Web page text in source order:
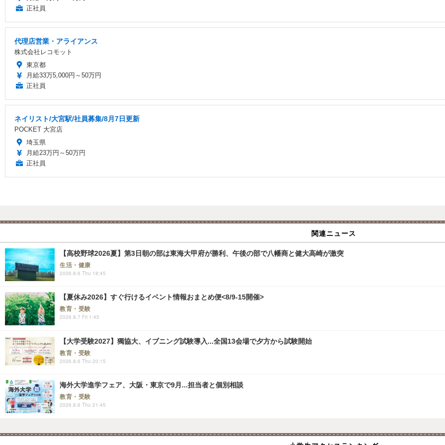
正社員
代理店営業・アライアンス
株式会社レコモット
東京都
月給33万5,000円～50万円
正社員
ネイリスト/大宮駅/社員募集/8月7日更新
POCKET 大宮店
埼玉県
月給23万円～50万円
正社員
関連ニュース
【高校野球2026夏】第3日朝の部は東海大甲府が勝利、午後の部で八幡商と健大高崎が激突
生活・健康
2026.8.6 Thu 18:45
【夏休み2026】すぐ行けるイベント情報おまとめ便<8/9-15開催>
教育・受験
2026.8.7 Fri 1:45
【大学受験2027】獨協大、イブニング試験導入...全国13会場で夕方から試験開始
教育・受験
2026.8.6 Thu 20:15
海外大学進学フェア、大阪・東京で9月...担当者と個別相談
教育・受験
2026.8.6 Thu 21:45